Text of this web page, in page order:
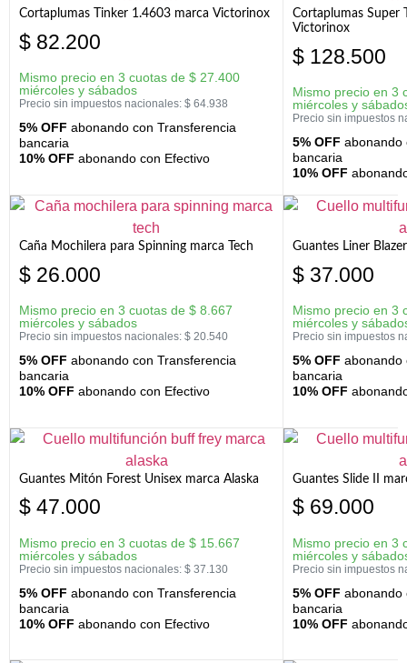
Cortaplumas Tinker 1.4603 marca Victorinox
$ 82.200
Mismo precio en 3 cuotas de $ 27.400
miércoles y sábados
Precio sin impuestos nacionales: $ 64.938
5% OFF abonando con Transferencia
bancaria
10% OFF abonando con Efectivo
Cortaplumas Super
Victorinox
$ 128.500
Mismo precio en 3
miércoles y
Precio sin impuestos
5% OFF abonando
bancaria
10% OFF
Caña Mochilera para Spinning marca Tech
$ 26.000
Mismo precio en 3 cuotas de $ 8.667
miércoles y sábados
Precio sin impuestos nacionales: $ 20.540
5% OFF abonando con Transferencia
bancaria
10% OFF abonando con Efectivo
Guantes Liner
$ 37.000
Mismo precio en 3
miércoles y
Precio sin impuestos
5% OFF abonando
bancaria
10% OFF
Guantes Mitón Forest Unisex marca Alaska
$ 47.000
Mismo precio en 3 cuotas de $ 15.667
miércoles y sábados
Precio sin impuestos nacionales: $ 37.130
5% OFF abonando con Transferencia
bancaria
10% OFF abonando con Efectivo
Guantes Slide II
$ 69.000
Mismo precio en 3
miércoles y
Precio sin impuestos
5% OFF abonando
bancaria
10% OFF